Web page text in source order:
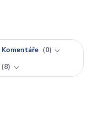
Komentáře
0
8